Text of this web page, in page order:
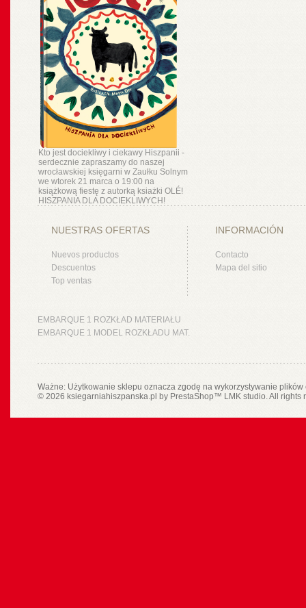
Kto jest dociekliwy i ciekawy Hiszpanii -
serdecznie zapraszamy do naszej
wrocławskiej księgarni w Zaułku Solnym
we wtorek 21 marca o 19:00 na
książkową fiestę z autorką ksiażki OLÉ!
HISZPANIA DLA DOCIEKLIWYCH!
NUESTRAS OFERTAS
Nuevos productos
Descuentos
Top ventas
INFORMACIÓN
Contacto
Mapa del sitio
EMBARQUE 1 ROZKŁAD MATERIAŁU
EMBARQUE 1 MODEL ROZKŁADU MAT.
Ważne: Użytkowanie sklepu oznacza zgodę na wykorzystywanie
© 2026 ksiegarniahiszpanska.pl by PrestaShop™ LMK studio. All rights